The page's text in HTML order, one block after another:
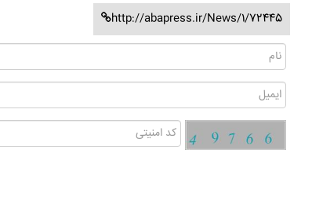
http://abapress.ir/News/1/72445